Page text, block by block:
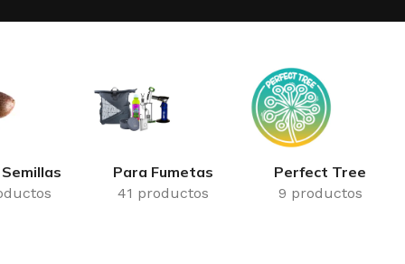
2 X 1
65 productos
Advanced
Nutrients